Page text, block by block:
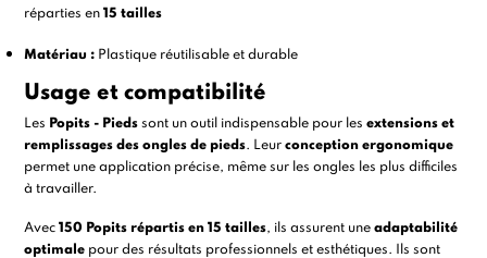
réparties en15 tailles
Matériau : Plastique réutilisable et durable
Usage et compatibilité
Les Popits - Pieds sont un outil indispensable pour lesextensions et
remplissages des ongles de pieds. Leurconception ergonomique
permet une application précise, même sur les ongles les plus difficiles
à travailler.
Avec150 Popits répartis en 15 tailles, ils assurent uneadaptabilité
optimale pour des résultats professionnels et esthétiques. Ils sont